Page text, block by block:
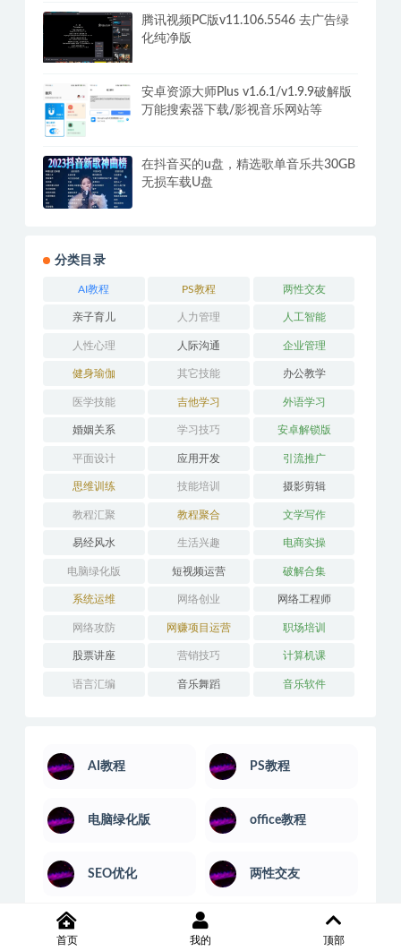
腾讯视频PC版v11.106.5546 去广告绿
化纯净版
安卓资源大师Plus v1.6.1/v1.9.9破解版
万能搜索器下载/影视音乐网站等
在抖音买的u盘，精选歌单音乐共30GB
无损车载U盘
分类目录
AI教程 PS教程 两性交友
亲子育儿 人力管理 人工智能
人性心理 人际沟通 企业管理
健身瑜伽 其它技能 办公教学
医学技能 吉他学习 外语学习
婚姻关系 学习技巧 安卓解锁版
平面设计 应用开发 引流推广
思维训练 技能培训 摄影剪辑
教程汇聚 教程聚合 文学写作
易经风水 生活兴趣 电商实操
电脑绿化版 短视频运营 破解合集
系统运维 网络创业 网络工程师
网络攻防 网赚项目运营 职场培训
股票讲座 营销技巧 计算机课
语言汇编 音乐舞蹈 音乐软件
AI教程 PS教程
电脑绿化版 office教程
SEO优化 两性交友
首页 我的 顶部